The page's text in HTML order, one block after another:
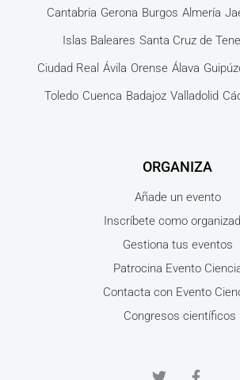
Cantabria Gerona Burgos Almería
Islas Baleares Santa Cruz de
Ciudad Real Ávila Orense Álava
Toledo Cuenca Badajoz Valladolid
ORGANIZA
Añade un evento
Inscríbete como
Gestiona tus eventos
Patrocina Evento
Contacta con Evento
Congresos científicos